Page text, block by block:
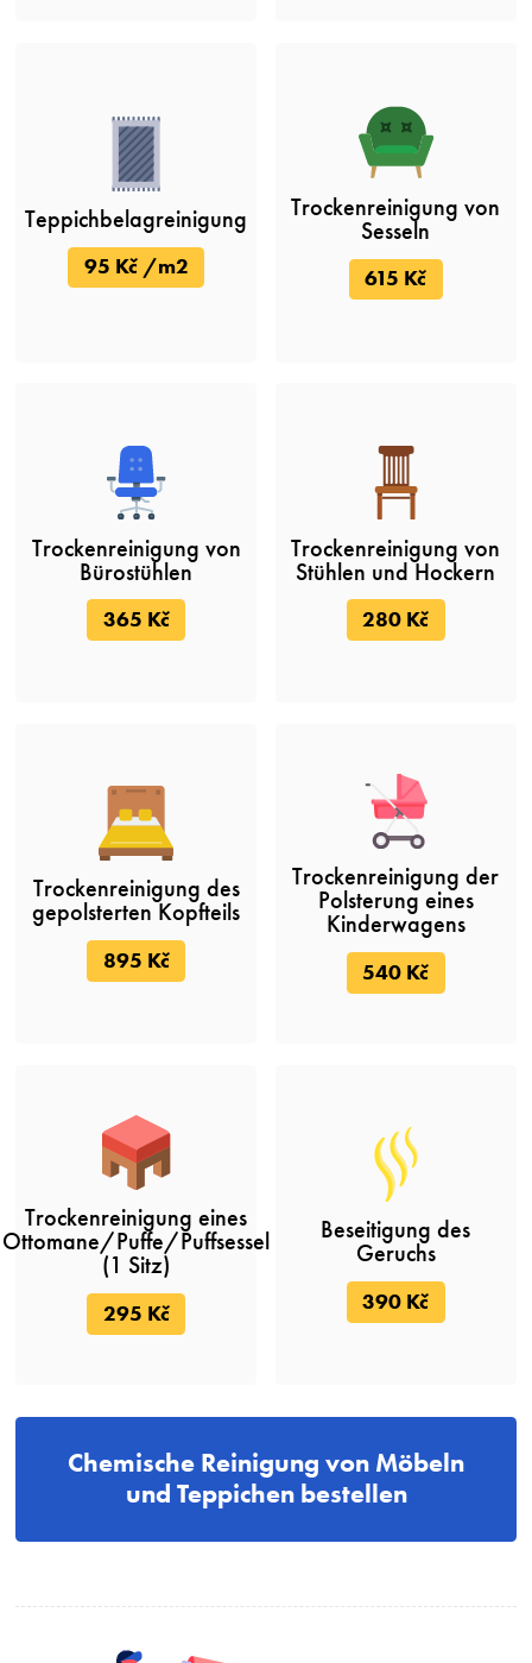
Teppichbelagreinigung
95 Kč /m2
Trockenreinigung von
Sesseln
615 Kč
Trockenreinigung von
Bürostühlen
365 Kč
Trockenreinigung von
Stühlen und Hockern
280 Kč
Trockenreinigung des
gepolsterten Kopfteils
895 Kč
Trockenreinigung der
Polsterung eines
Kinderwagens
540 Kč
Trockenreinigung eines
Ottomane/Puffe/Puffsessel
(1 Sitz)
295 Kč
Beseitigung des
Geruchs
390 Kč
Chemische Reinigung von Möbeln
und Teppichen bestellen